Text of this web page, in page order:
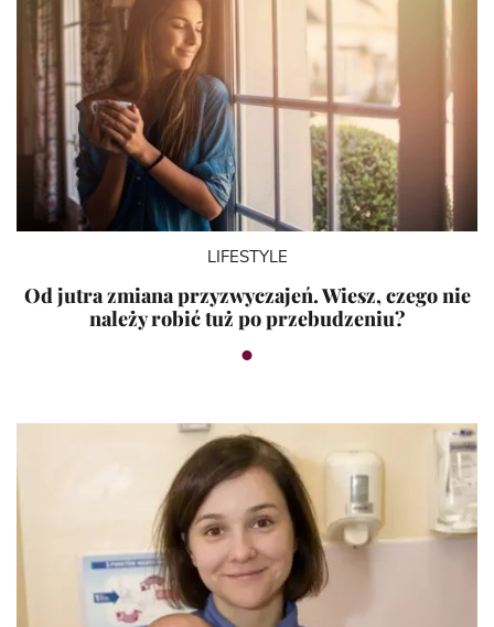
LIFESTYLE
Od jutra zmiana przyzwyczajeń. Wiesz, czego nie
należy robić tuż po przebudzeniu?